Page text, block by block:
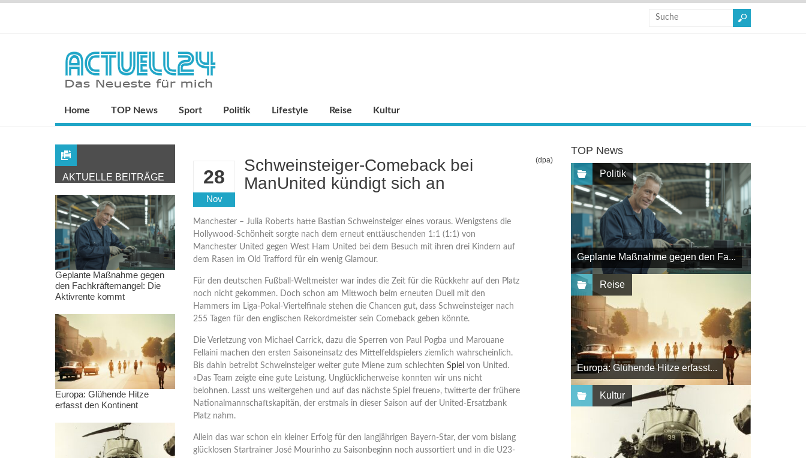
Home TOP News Sport Politik Lifestyle Reise Kultur
28
Nov
Schweinsteiger-Comeback bei
ManUnited kündigt sich an
(dpa)
Manchester – Julia Roberts hatte Bastian Schweinsteiger eines voraus. Wenigstens die
Hollywood-Schönheit sorgte nach dem erneut enttäuschenden 1:1 (1:1) von
Manchester United gegen West Ham United bei dem Besuch mit ihren drei Kindern auf
dem Rasen im Old Trafford für ein wenig Glamour.
Für den deutschen Fußball-Weltmeister war indes die Zeit für die Rückkehr auf den Platz
noch nicht gekommen. Doch schon am Mittwoch beim erneuten Duell mit den
Hammers im Liga-Pokal-Viertelfinale stehen die Chancen gut, dass Schweinsteiger nach
255 Tagen für den englischen Rekordmeister sein Comeback geben könnte.
Die Verletzung von Michael Carrick, dazu die Sperren von Paul Pogba und Marouane
Fellaini machen den ersten Saisoneinsatz des Mittelfeldspielers ziemlich wahrscheinlich.
Bis dahin betreibt Schweinsteiger weiter gute Miene zum schlechten Spiel von United.
«Das Team zeigte eine gute Leistung. Unglücklicherweise konnten wir uns nicht
belohnen. Lasst uns weitergehen und auf das nächste Spiel freuen», twitterte der frühere
Nationalmannschaftskapitän, der erstmals in dieser Saison auf der United-Ersatzbank
Platz nahm.
Allein das war schon ein kleiner Erfolg für den langjährigen Bayern-Star, der vom bislang
glücklosen Startrainer José Mourinho zu Saisonbeginn noch aussortiert und in die U23-
TOP News
Politik
Geplante Maßnahme gegen den Fa...
Reise
Europa: Glühende Hitze erfasst...
Kultur
AKTUELLE BEITRÄGE
Geplante Maßnahme gegen
den Fachkräftemangel: Die
Aktivrente kommt
Europa: Glühende Hitze
erfasst den Kontinent